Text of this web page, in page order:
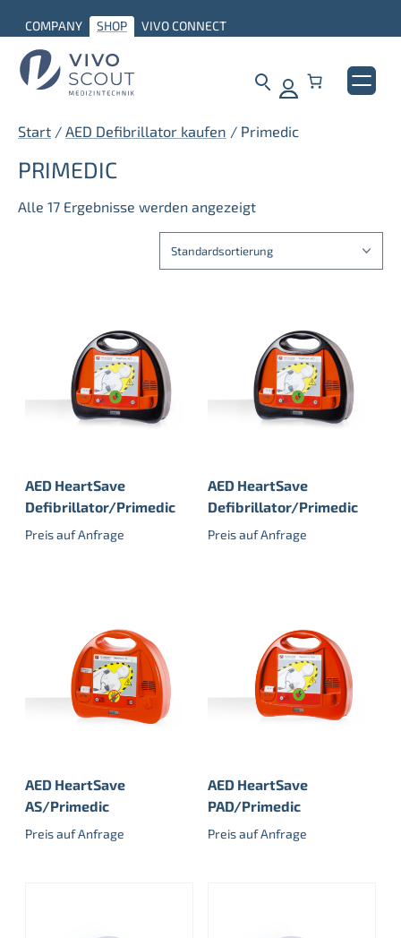
Inhalt
springen
COMPANY SHOP VIVO CONNECT
Start / AED Defibrillator kaufen / Primedic
PRIMEDIC
Alle 17 Ergebnisse werden angezeigt
AED HeartSave
Defibrillator/Primedic
Preis auf Anfrage
AED HeartSave
Defibrillator/Primedic
Preis auf Anfrage
AED HeartSave
AS/Primedic
Preis auf Anfrage
AED HeartSave
PAD/Primedic
Preis auf Anfrage